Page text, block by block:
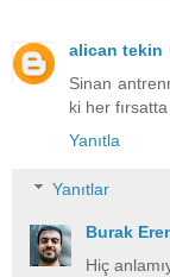
alican tekin
Sinan
ki her
Yanıtla
Yanıtlar
Burak
Hiç